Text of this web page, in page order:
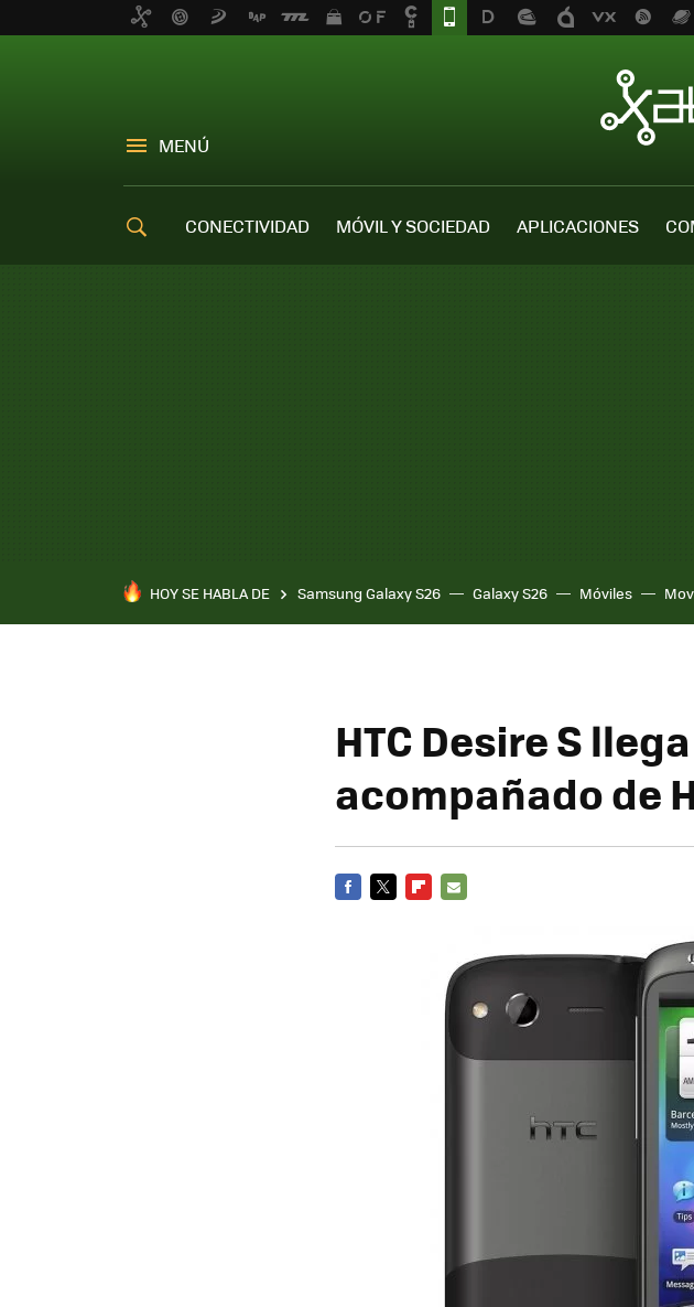
MENÚ
CONECTIVIDAD MÓVIL Y SOCIEDAD APLICACIONES
HOY SE HABLA DE Samsung Galaxy S26 Galaxy S26 Móviles
HTC Desire S
acompañado de